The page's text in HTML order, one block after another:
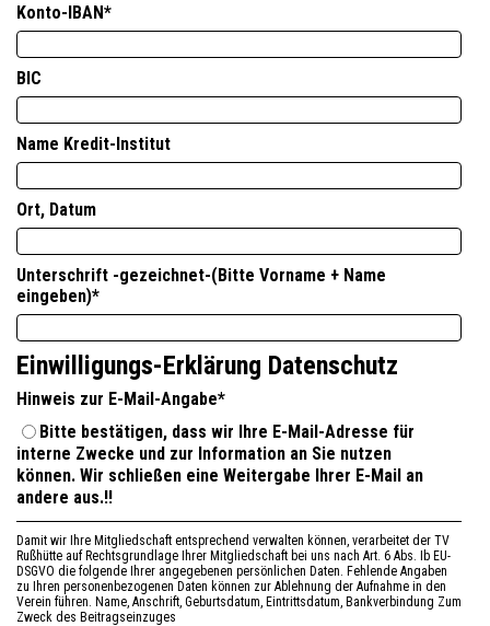
Konto-IBAN*
BIC
Name Kredit-Institut
Ort, Datum
Unterschrift -gezeichnet-(Bitte Vorname + Name
eingeben)*
Einwilligungs-Erklärung Datenschutz
Hinweis zur E-Mail-Angabe*
Bitte bestätigen, dass wir Ihre E-Mail-Adresse für
interne Zwecke und zur Information an Sie nutzen
können. Wir schließen eine Weitergabe Ihrer E-Mail an
andere aus.!!
Damit wir Ihre Mitgliedschaft entsprechend verwalten können, verarbeitet der TV
Rußhütte auf Rechtsgrundlage Ihrer Mitgliedschaft bei uns nach Art. 6 Abs. Ib EU-
DSGVO die folgende Ihrer angegebenen persönlichen Daten. Fehlende Angaben
zu Ihren personenbezogenen Daten können zur Ablehnung der Aufnahme in den
Verein führen. Name, Anschrift, Geburtsdatum, Eintrittsdatum, Bankverbindung Zum
Zweck des Beitragseinzuges